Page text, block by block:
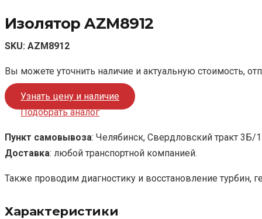
Изолятор AZM8912
SKU: AZM8912
Вы можете уточнить наличие и актуальную стоимость,
Узнать цену и наличие
Подобрать аналог
Пункт самовывоза: Челябинск, Свердловский тракт 3Б/1
Доставка: любой транспортной компанией.
Также проводим диагностику и восстановление турбин,
Характеристики